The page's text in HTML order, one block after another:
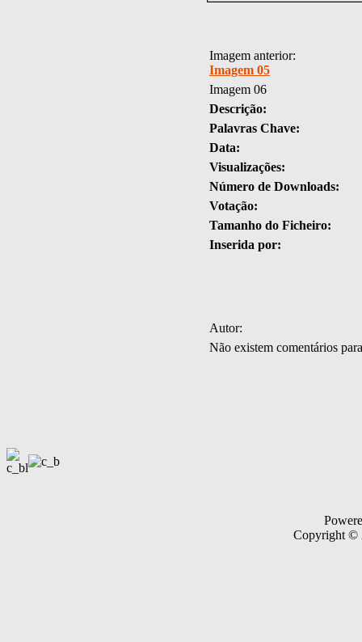
Imagem anterior:
Imagem 05
Imagem 06
Descrição:
Palavras Chave:
Data:
Visualizações:
Número de Downloads:
Votação:
Tamanho do Ficheiro:
Inserida por:
Autor:
Não existem comentários
Copyright ©